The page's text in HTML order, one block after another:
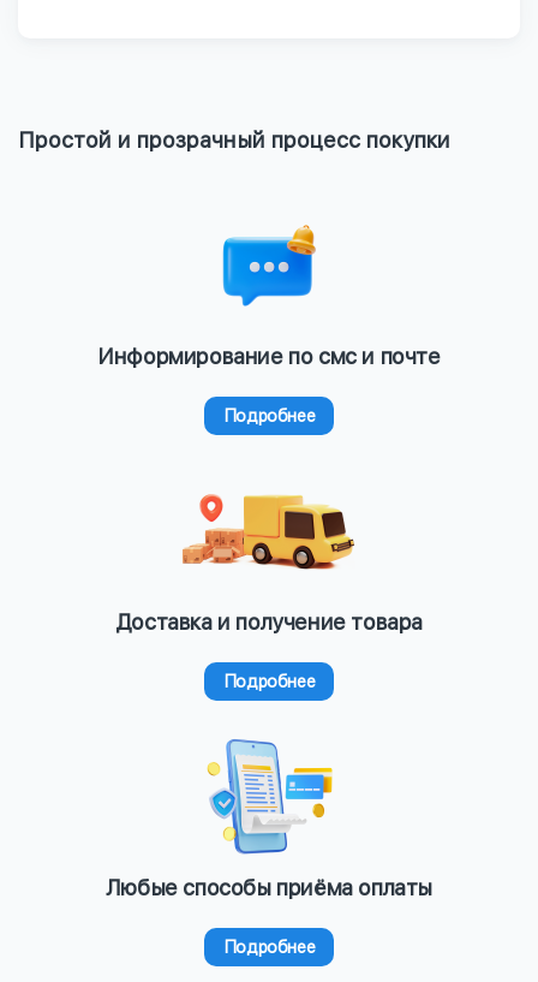
Простой и прозрачный процесс покупки
Информирование по смс и почте
Подробнее
Доставка и получение товара
Подробнее
Любые способы приёма оплаты
Подробнее